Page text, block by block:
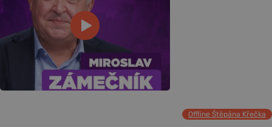
Offline Štěpána Křečka